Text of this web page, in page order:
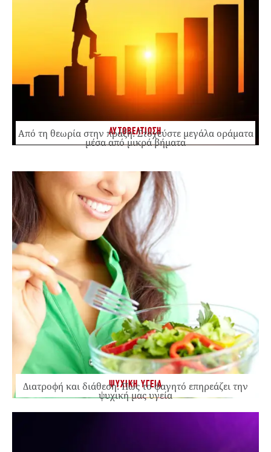
ΑΥΤΟΒΕΛΤΙΩΣΗ
Από τη θεωρία στην πράξη: Στοχεύστε μεγάλα οράματα
μέσα από μικρά βήματα
ΨΥΧΙΚΗ ΥΓΕΙΑ
Διατροφή και διάθεση: Πώς το φαγητό επηρεάζει την
ψυχική μας υγεία